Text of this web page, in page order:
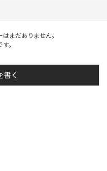
まだありません。
。
書く